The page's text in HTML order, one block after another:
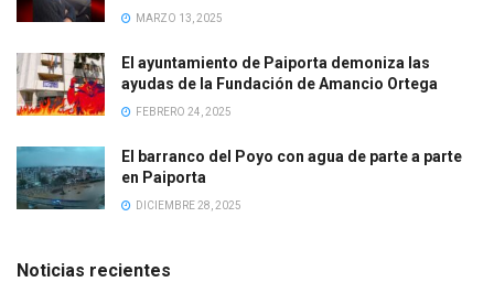
MARZO 13, 2025
El ayuntamiento de Paiporta demoniza las
ayudas de la Fundación de Amancio Ortega
FEBRERO 24, 2025
El barranco del Poyo con agua de parte a parte
en Paiporta
DICIEMBRE 28, 2025
Noticias recientes